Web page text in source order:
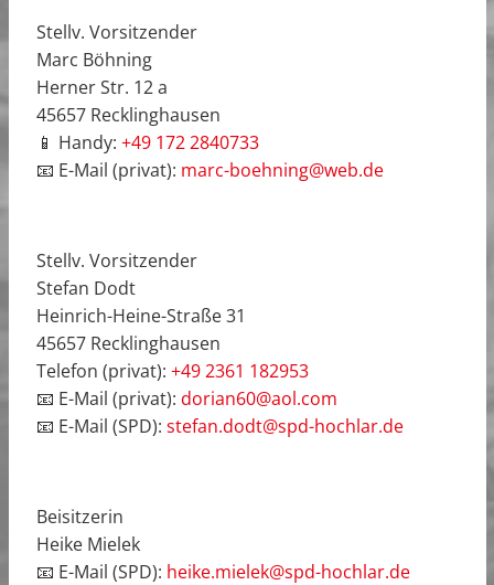
Stellv. Vorsitzender
Marc Böhning
Herner Str. 12 a
45657 Recklinghausen
📱 Handy: +49 172 2840733
📧 E-Mail (privat): marc-boehning@web.de
Stellv. Vorsitzender
Stefan Dodt
Heinrich-Heine-Straße 31
45657 Recklinghausen
Telefon (privat): +49 2361 182953
📧 E-Mail (privat): dorian60@aol.com
📧 E-Mail (SPD): stefan.dodt@spd-hochlar.de
Beisitzerin
Heike Mielek
📧 E-Mail (SPD): heike.mielek@spd-hochlar.de